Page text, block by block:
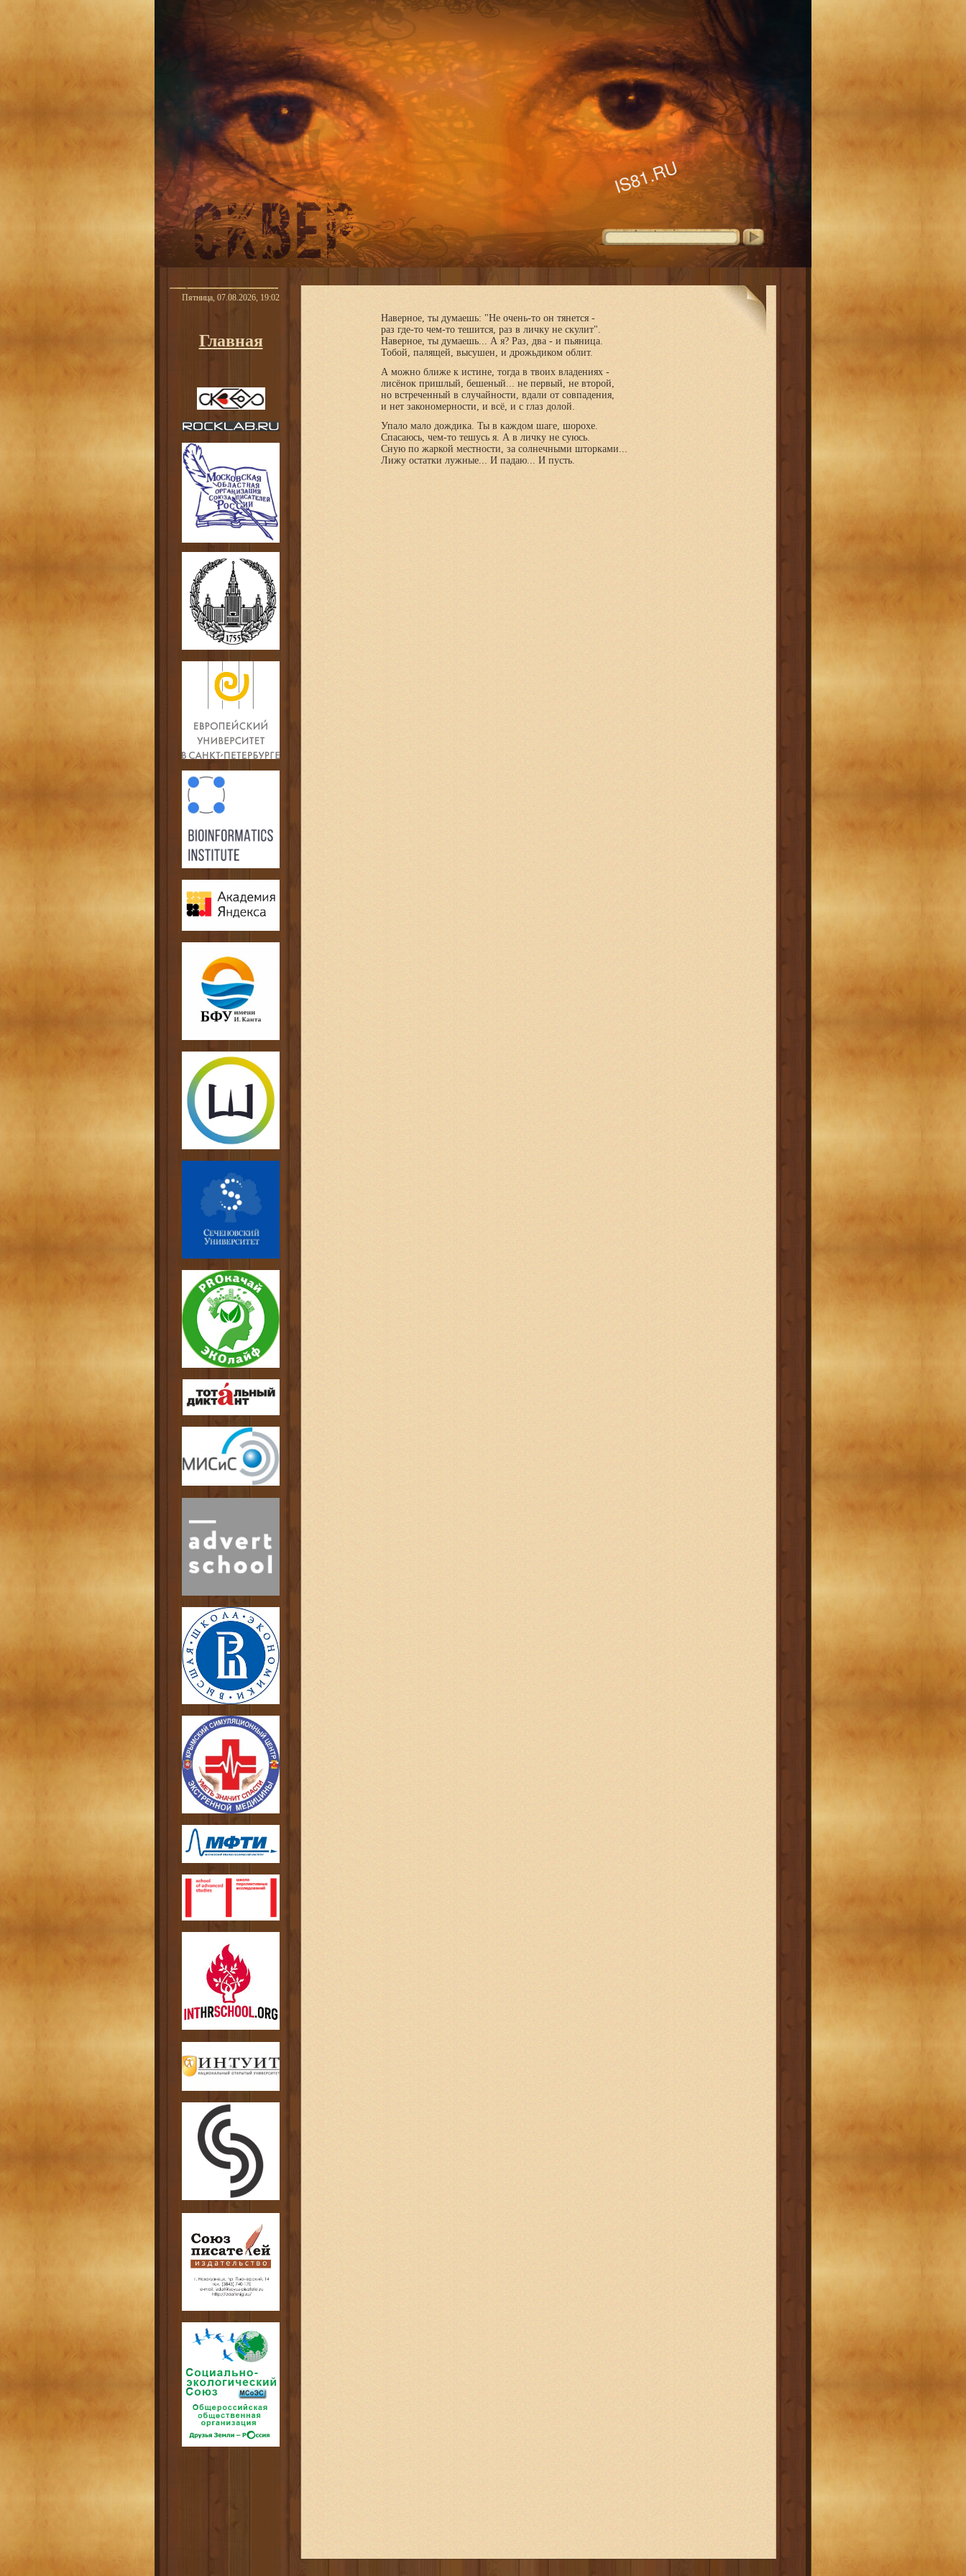
Пятница, 07.08.2026, 19:02
Главная
Наверное, ты думаешь: "Не очень-то он тянется -
раз где-то чем-то тешится, раз в личку не скулит".
Наверное, ты думаешь... А я? Раз, два - и пьяница.
Тобой, палящей, высушен, и дрожьдиком облит.
А можно ближе к истине, тогда в твоих владениях -
лисёнок пришлый, бешеный... не первый, не второй,
но встреченный в случайности, вдали от совпадения,
и нет закономерности, и всё, и с глаз долой.
Упало мало дождика. Ты в каждом шаге, шорохе.
Спасаюсь, чем-то тешусь я. А в личку не суюсь.
Сную по жаркой местности, за солнечными шторками...
Лижу остатки лужные... И падаю... И пусть.